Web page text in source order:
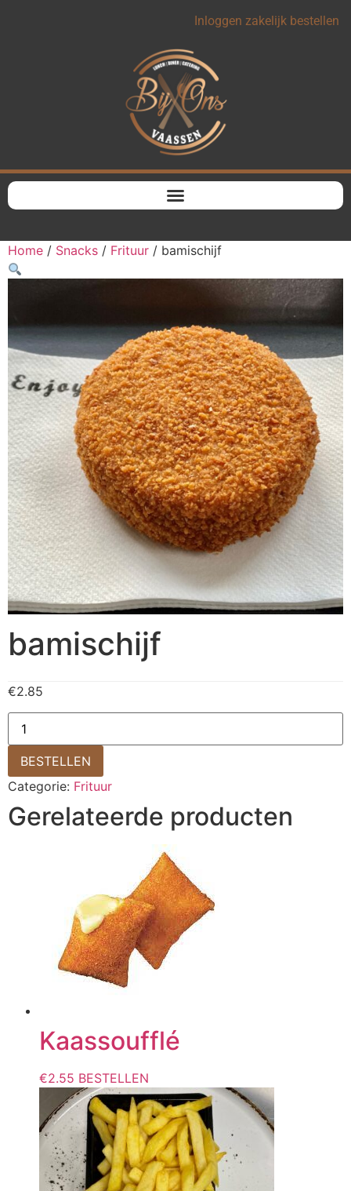
Inloggen zakelijk bestellen
Home / Snacks / Frituur / bamischijf
bamischijf
€2.85
BESTELLEN
Categorie: Frituur
Gerelateerde producten
Kaassoufflé
€2.55 BESTELLEN